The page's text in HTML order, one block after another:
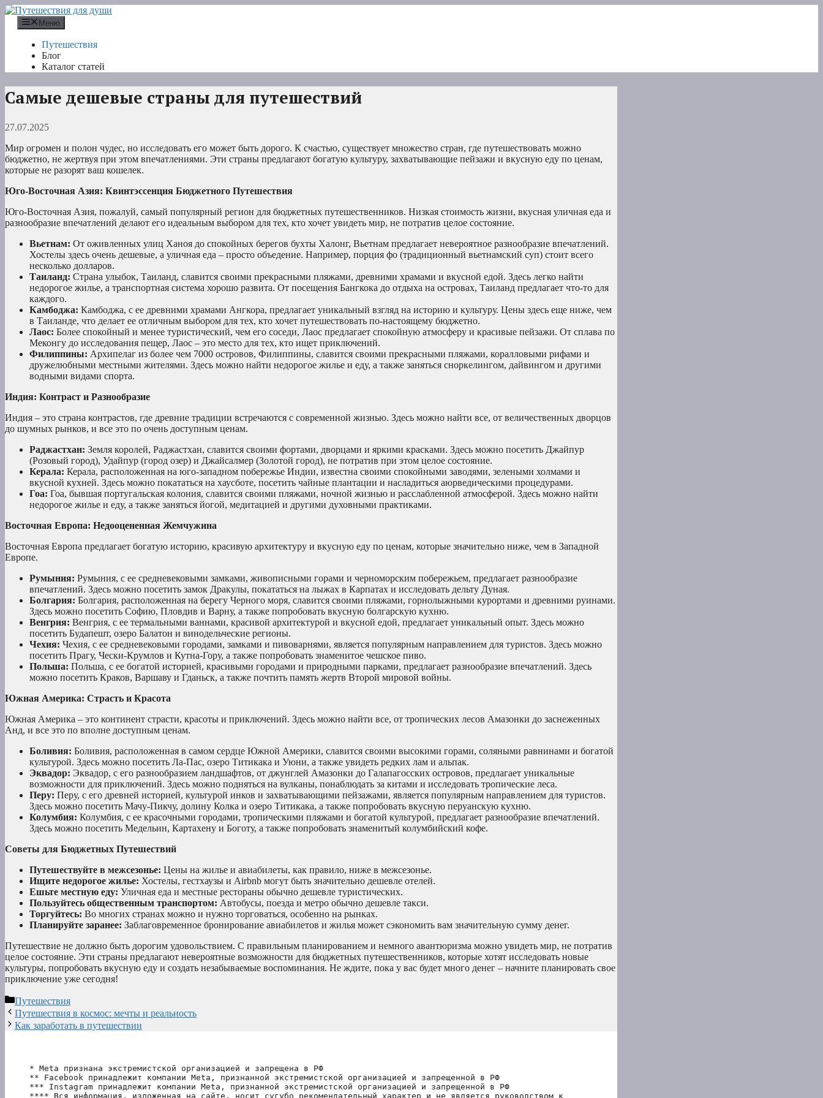
Перейти
содержимому
Меню
Путешествия
Блог
Каталог статей
Самые дешевые страны для путешествий
27.07.2025
Мир огромен и полон чудес, но исследовать его может быть дорого. К счастью, существует множество стран, где путешествовать можно
бюджетно, не жертвуя при этом впечатлениями. Эти страны предлагают богатую культуру, захватывающие пейзажи и вкусную еду по ценам,
которые не разорят ваш кошелек.
Юго-Восточная Азия: Квинтэссенция Бюджетного Путешествия
Юго-Восточная Азия, пожалуй, самый популярный регион для бюджетных путешественников. Низкая стоимость жизни, вкусная уличная еда и
разнообразие впечатлений делают его идеальным выбором для тех, кто хочет увидеть мир, не потратив целое состояние.
Вьетнам: От оживленных улиц Ханоя до спокойных берегов бухты Халонг, Вьетнам предлагает невероятное разнообразие впечатлений.
Хостелы здесь очень дешевые, а уличная еда – просто объедение. Например, порция фо (традиционный вьетнамский суп) стоит всего
несколько долларов.
Таиланд: Страна улыбок, Таиланд, славится своими прекрасными пляжами, древними храмами и вкусной едой. Здесь легко найти
недорогое жилье, а транспортная система хорошо развита. От посещения Бангкока до отдыха на островах, Таиланд предлагает что-то для
каждого.
Камбоджа: Камбоджа, с ее древними храмами Ангкора, предлагает уникальный взгляд на историю и культуру. Цены здесь еще ниже, чем
в Таиланде, что делает ее отличным выбором для тех, кто хочет путешествовать по-настоящему бюджетно.
Лаос: Более спокойный и менее туристический, чем его соседи, Лаос предлагает спокойную атмосферу и красивые пейзажи. От сплава по
Меконгу до исследования пещер, Лаос – это место для тех, кто ищет приключений.
Филиппины: Архипелаг из более чем 7000 островов, Филиппины, славится своими прекрасными пляжами, коралловыми рифами и
дружелюбными местными жителями. Здесь можно найти недорогое жилье и еду, а также заняться сноркелингом, дайвингом и другими
водными видами спорта.
Индия: Контраст и Разнообразие
Индия – это страна контрастов, где древние традиции встречаются с современной жизнью. Здесь можно найти все, от величественных дворцов
до шумных рынков, и все это по очень доступным ценам.
Раджастхан: Земля королей, Раджастхан, славится своими фортами, дворцами и яркими красками. Здесь можно посетить Джайпур
(Розовый город), Удайпур (город озер) и Джайсалмер (Золотой город), не потратив при этом целое состояние.
Керала: Керала, расположенная на юго-западном побережье Индии, известна своими спокойными заводями, зелеными холмами и
вкусной кухней. Здесь можно покататься на хаусботе, посетить чайные плантации и насладиться аюрведическими процедурами.
Гоа: Гоа, бывшая португальская колония, славится своими пляжами, ночной жизнью и расслабленной атмосферой. Здесь можно найти
недорогое жилье и еду, а также заняться йогой, медитацией и другими духовными практиками.
Восточная Европа: Недооцененная Жемчужина
Восточная Европа предлагает богатую историю, красивую архитектуру и вкусную еду по ценам, которые значительно ниже, чем в Западной
Европе.
Румыния: Румыния, с ее средневековыми замками, живописными горами и черноморским побережьем, предлагает разнообразие
впечатлений. Здесь можно посетить замок Дракулы, покататься на лыжах в Карпатах и исследовать дельту Дуная.
Болгария: Болгария, расположенная на берегу Черного моря, славится своими пляжами, горнолыжными курортами и древними руинами.
Здесь можно посетить Софию, Пловдив и Варну, а также попробовать вкусную болгарскую кухню.
Венгрия: Венгрия, с ее термальными ваннами, красивой архитектурой и вкусной едой, предлагает уникальный опыт. Здесь можно
посетить Будапешт, озеро Балатон и винодельческие регионы.
Чехия: Чехия, с ее средневековыми городами, замками и пивоварнями, является популярным направлением для туристов. Здесь можно
посетить Прагу, Чески-Крумлов и Кутна-Гору, а также попробовать знаменитое чешское пиво.
Польша: Польша, с ее богатой историей, красивыми городами и природными парками, предлагает разнообразие впечатлений. Здесь
можно посетить Краков, Варшаву и Гданьск, а также почтить память жертв Второй мировой войны.
Южная Америка: Страсть и Красота
Южная Америка – это континент страсти, красоты и приключений. Здесь можно найти все, от тропических лесов Амазонки до заснеженных
Анд, и все это по вполне доступным ценам.
Боливия: Боливия, расположенная в самом сердце Южной Америки, славится своими высокими горами, соляными равнинами и богатой
культурой. Здесь можно посетить Ла-Пас, озеро Титикака и Уюни, а также увидеть редких лам и альпак.
Эквадор: Эквадор, с его разнообразием ландшафтов, от джунглей Амазонки до Галапагосских островов, предлагает уникальные
возможности для приключений. Здесь можно подняться на вулканы, понаблюдать за китами и исследовать тропические леса.
Перу: Перу, с его древней историей, культурой инков и захватывающими пейзажами, является популярным направлением для туристов.
Здесь можно посетить Мачу-Пикчу, долину Колка и озеро Титикака, а также попробовать вкусную перуанскую кухню.
Колумбия: Колумбия, с ее красочными городами, тропическими пляжами и богатой культурой, предлагает разнообразие впечатлений.
Здесь можно посетить Медельин, Картахену и Боготу, а также попробовать знаменитый колумбийский кофе.
Советы для Бюджетных Путешествий
Путешествуйте в межсезонье: Цены на жилье и авиабилеты, как правило, ниже в межсезонье.
Ищите недорогое жилье: Хостелы, гестхаузы и Airbnb могут быть значительно дешевле отелей.
Ешьте местную еду: Уличная еда и местные рестораны обычно дешевле туристических.
Пользуйтесь общественным транспортом: Автобусы, поезда и метро обычно дешевле такси.
Торгуйтесь: Во многих странах можно и нужно торговаться, особенно на рынках.
Планируйте заранее: Заблаговременное бронирование авиабилетов и жилья может сэкономить вам значительную сумму денег.
Путешествие не должно быть дорогим удовольствием. С правильным планированием и немного авантюризма можно увидеть мир, не потратив
целое состояние. Эти страны предлагают невероятные возможности для бюджетных путешественников, которые хотят исследовать новые
культуры, попробовать вкусную еду и создать незабываемые воспоминания. Не ждите, пока у вас будет много денег – начните планировать свое
приключение уже сегодня!
Рубрики
Путешествия
Путешествия в космос: мечты и реальность
Как заработать в путешествии
* Meta признана экстремистской организацией и запрещена в РФ
** Facebook принадлежит компании Meta, признанной экстремистской организацией и запрещенной в РФ
*** Instagram принадлежит компании Meta, признанной экстремистской организацией и запрещенной в РФ
**** Вся информация, изложенная на сайте, носит сугубо рекомендательный характер и не является руководством к